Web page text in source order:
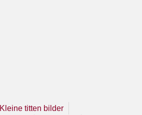
Kleine titten bilder